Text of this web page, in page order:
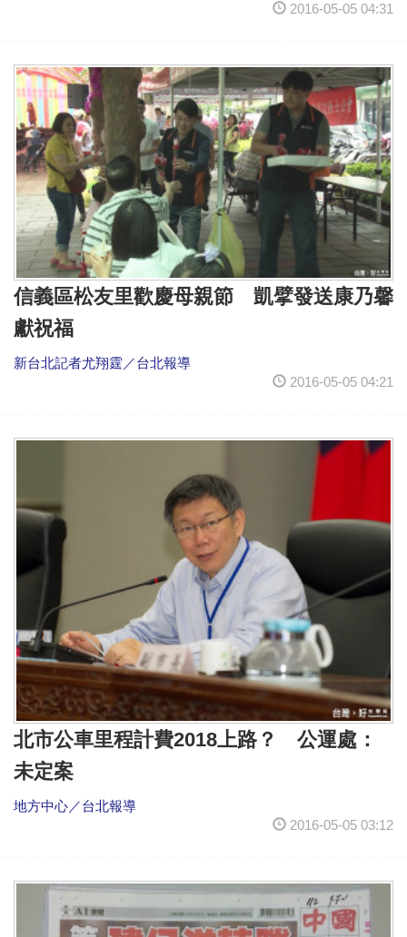
2016-05-05 04:31
信義區松友里歡慶母親節 凱擘發送康乃馨
獻祝福
新台北記者尤翔霆／台北報導
2016-05-05 04:21
北市公車里程計費2018上路？ 公運處：
未定案
地方中心／台北報導
2016-05-05 03:12